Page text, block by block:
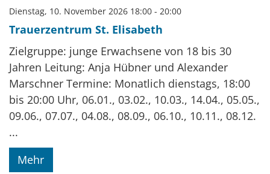
Dienstag, 10. November 2026 18:00 - 20:00
Trauerzentrum St. Elisabeth
Zielgruppe: junge Erwachsene von 18 bis 30
Jahren Leitung: Anja Hübner und Alexander
Marschner Termine: Monatlich dienstags, 18:00
bis 20:00 Uhr, 06.01., 03.02., 10.03., 14.04., 05.05.,
09.06., 07.07., 04.08., 08.09., 06.10., 10.11., 08.12.
...
Mehr